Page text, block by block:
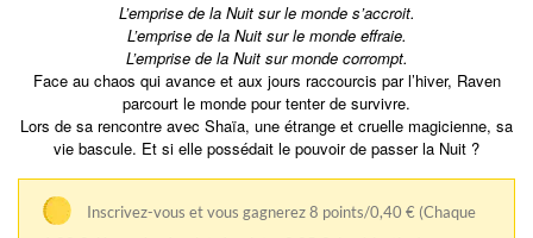
L’emprise de la Nuit sur le monde s’accroit.
L’emprise de la Nuit sur le monde effraie.
L’emprise de la Nuit sur monde corrompt.
Face au chaos qui avance et aux jours raccourcis par l’hiver, Raven
parcourt le monde pour tenter de survivre.
Lors de sa rencontre avec Shaïa, une étrange et cruelle magicienne, sa
vie bascule. Et si elle possédait le pouvoir de passer la Nuit ?
Inscrivez-vous et vous gagnerez 8 points/0,40 € (Chaque